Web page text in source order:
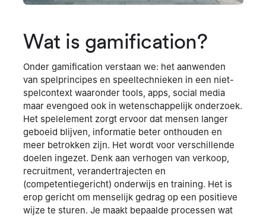
Wat is gamification?
Onder gamification verstaan we: het aanwenden
van spelprincipes en speeltechnieken in een niet-
spelcontext waaronder tools, apps, social media
maar evengoed ook in wetenschappelijk onderzoek.
Het spelelement zorgt ervoor dat mensen langer
geboeid blijven, informatie beter onthouden en
meer betrokken zijn. Het wordt voor verschillende
doelen ingezet. Denk aan verhogen van verkoop,
recruitment, verandertrajecten en
(competentiegericht) onderwijs en training. Het is
erop gericht om menselijk gedrag op een positieve
wijze te sturen. Je maakt bepaalde processen wat